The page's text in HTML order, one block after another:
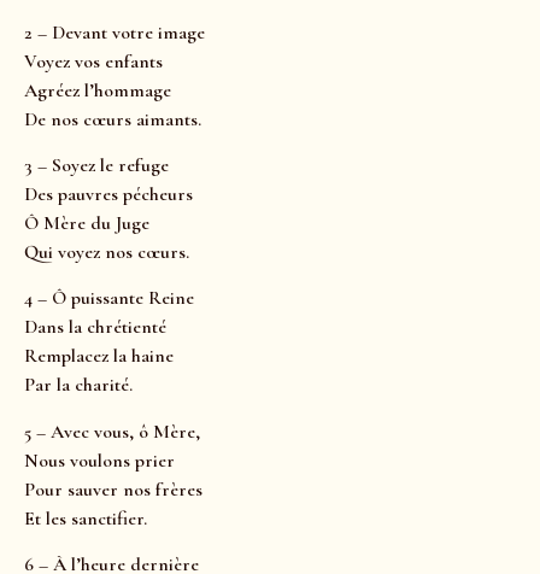
2 – Devant votre image
Voyez vos enfants
Agréez l’hommage
De nos cœurs aimants.
3 – Soyez le refuge
Des pauvres pécheurs
Ô Mère du Juge
Qui voyez nos cœurs.
4 – Ô puissante Reine
Dans la chrétienté
Remplacez la haine
Par la charité.
5 – Avec vous, ô Mère,
Nous voulons prier
Pour sauver nos frères
Et les sanctifier.
6 – À l’heure dernière